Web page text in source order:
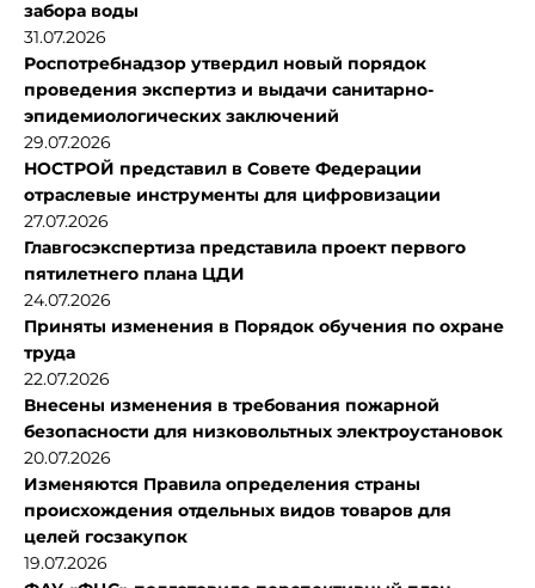
забора воды
31.07.2026
Роспотребнадзор утвердил новый порядок
проведения экспертиз и выдачи санитарно-
эпидемиологических заключений
29.07.2026
НОСТРОЙ представил в Совете Федерации
отраслевые инструменты для цифровизации
27.07.2026
Главгосэкспертиза представила проект первого
пятилетнего плана ЦДИ
24.07.2026
Приняты изменения в Порядок обучения по охране
труда
22.07.2026
Внесены изменения в требования пожарной
безопасности для низковольтных электроустановок
20.07.2026
Изменяются Правила определения страны
происхождения отдельных видов товаров для
целей госзакупок
19.07.2026